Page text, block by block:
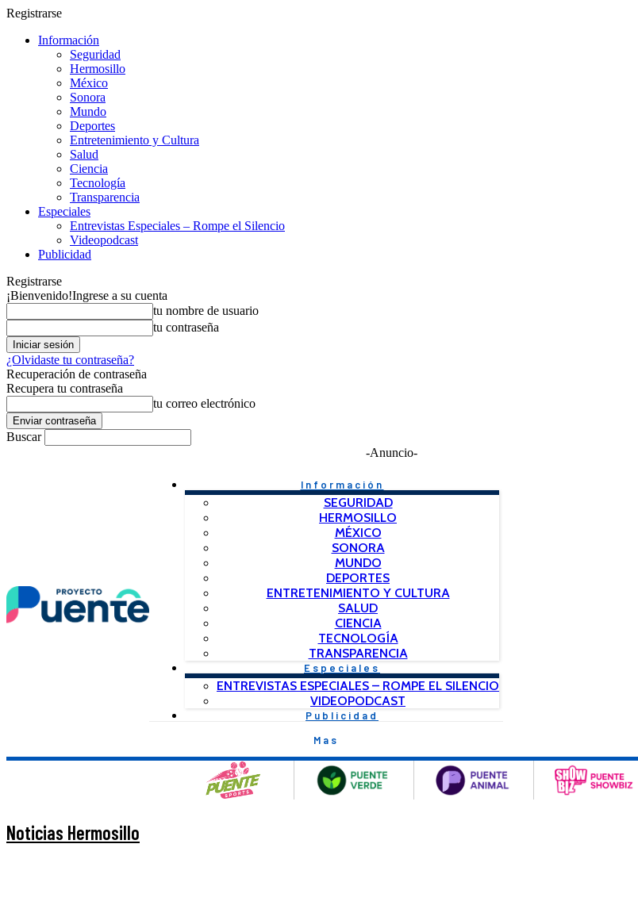
Registrarse
Información
Seguridad
Hermosillo
México
Sonora
Mundo
Deportes
Entretenimiento y Cultura
Salud
Ciencia
Tecnología
Transparencia
Especiales
Entrevistas Especiales – Rompe el Silencio
Videopodcast
Publicidad
Registrarse
¡Bienvenido!Ingrese a su cuenta
tu nombre de usuario
tu contraseña
¿Olvidaste tu contraseña?
Recuperación de contraseña
Recupera tu contraseña
tu correo electrónico
Buscar
-Anuncio-
Información
SEGURIDAD
HERMOSILLO
MÉXICO
SONORA
MUNDO
DEPORTES
ENTRETENIMIENTO Y CULTURA
SALUD
CIENCIA
TECNOLOGÍA
TRANSPARENCIA
Especiales
ENTREVISTAS ESPECIALES – ROMPE EL SILENCIO
VIDEOPODCAST
Publicidad
Mas
Noticias Hermosillo